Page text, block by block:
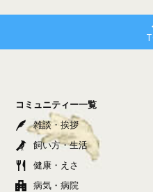
コミュニティー一覧
雑談・挨拶
飼い方・生活
健康・えさ
病気・病院